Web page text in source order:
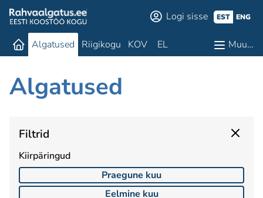
Logi sisse EST ENG
Algatused Riigikogu KOV EL Muu…
Algatused
Filtrid
Kiirpäringud
Praegune kuu
Eelmine kuu